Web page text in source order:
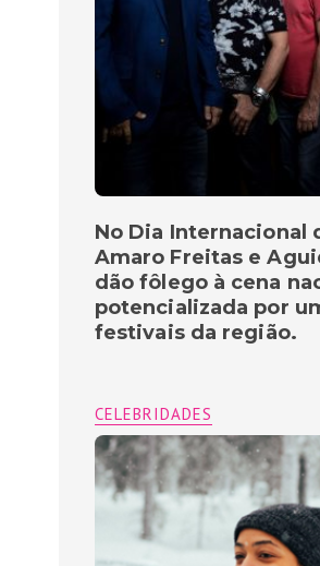
No Dia Internacional
Amaro Freitas e
dão fôlego à cena
potencializada por
festivais da região.
CELEBRIDADES